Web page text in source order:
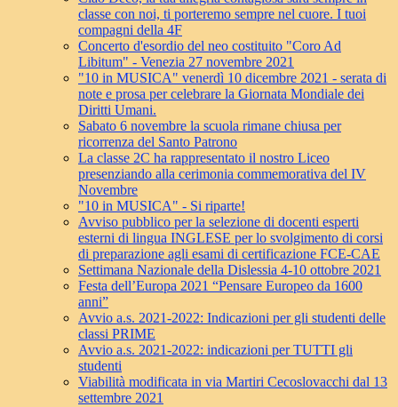
classe con noi, ti porteremo sempre nel cuore. I tuoi
compagni della 4F
Concerto d'esordio del neo costituito "Coro Ad
Libitum" - Venezia 27 novembre 2021
"10 in MUSICA" venerdì 10 dicembre 2021 - serata di
note e prosa per celebrare la Giornata Mondiale dei
Diritti Umani.
Sabato 6 novembre la scuola rimane chiusa per
ricorrenza del Santo Patrono
La classe 2C ha rappresentato il nostro Liceo
presenziando alla cerimonia commemorativa del IV
Novembre
"10 in MUSICA" - Si riparte!
Avviso pubblico per la selezione di docenti esperti
esterni di lingua INGLESE per lo svolgimento di corsi
di preparazione agli esami di certificazione FCE-CAE
Settimana Nazionale della Dislessia 4-10 ottobre 2021
Festa dell’Europa 2021 “Pensare Europeo da 1600
anni”
Avvio a.s. 2021-2022: Indicazioni per gli studenti delle
classi PRIME
Avvio a.s. 2021-2022: indicazioni per TUTTI gli
studenti
Viabilità modificata in via Martiri Cecoslovacchi dal 13
settembre 2021